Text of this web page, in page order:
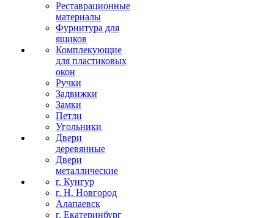
Реставрационные
материалы
Фурнитура для
ящиков
Комплекующие
для пластиковых
окон
Ручки
Задвижки
Замки
Петли
Угольники
Двери
деревянные
Двери
металлические
г. Кунгур
г. Н. Новгород
Алапаевск
г. Екатеринбург